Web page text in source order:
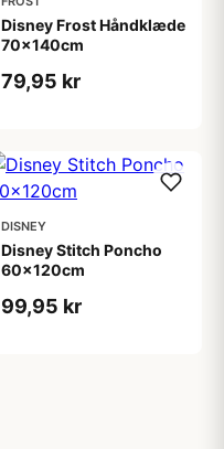
Disney Frost Håndklæde
70x140cm
79,95 kr
DISNEY
Disney Stitch Poncho
60x120cm
99,95 kr